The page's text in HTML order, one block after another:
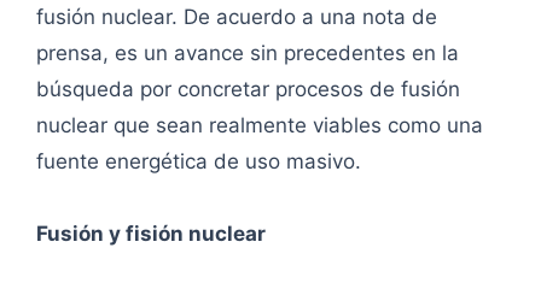
fusión nuclear. De acuerdo a una nota de
prensa, es un avance sin precedentes en la
búsqueda por concretar procesos de fusión
nuclear que sean realmente viables como una
fuente energética de uso masivo.
Fusión y fisión nuclear